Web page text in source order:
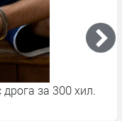
за 300 хил.